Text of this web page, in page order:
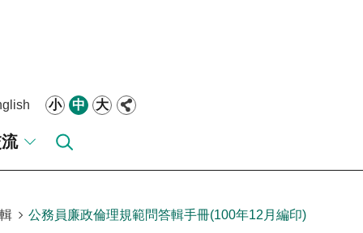
小 中 大
公務員廉政倫理規範問答輯手冊(100年12月編印)